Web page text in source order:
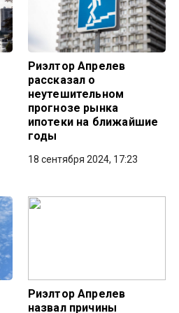
Риэлтор Апрелев
рассказал о
неутешительном
прогнозе рынка
ипотеки на ближайшие
годы
18 сентября 2024, 17:23
Риэлтор Апрелев
назвал причины